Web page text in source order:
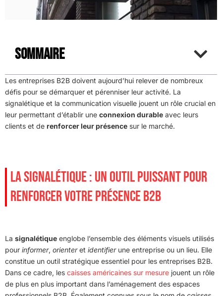
Sommaire
Les entreprises B2B doivent aujourd’hui relever de nombreux
défis pour se démarquer et pérenniser leur activité. La
signalétique et la communication visuelle jouent un rôle crucial en
leur permettant d’établir une connexion durable avec leurs
clients et de renforcer leur présence sur le marché.
LA SIGNALÉTIQUE : UN OUTIL PUISSANT POUR
RENFORCER VOTRE PRÉSENCE B2B
La signalétique englobe l’ensemble des éléments visuels utilisés
pour informer, orienteret identifierune entreprise ou un lieu. Elle
constitue un outil stratégique essentiel pour les entreprises B2B.
Dans ce cadre, les caisses américaines sur mesure jouent un rôle
de plus en plus important dans l’aménagement des espaces